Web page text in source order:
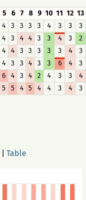
5 6 7 8 9 10 11 12 13
4 3 3 3 3 4 3 3
3
4 3 4 4 3 3 4 3
2
4 4 3 3 3 3 3 4
3
4 3 3 4 3 3 6 4
3
6 4 3 4 2 4 3 3
4
5 5 4 5 4 4 3 4 3
Table